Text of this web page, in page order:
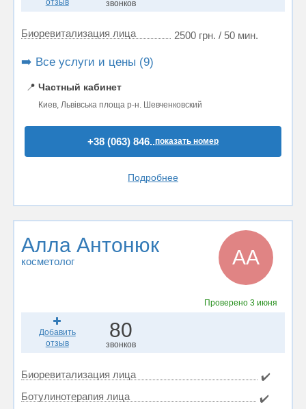
отзыв звонков
Биоревитализация лица 2500 грн. / 50 мин.
➡️ Все услуги и цены (9)
📍 Частный кабинет
Киев, Львівська площа р-н. Шевченковский
+38 (063) 846..показать номер
Подробнее
Алла Антонюк
косметолог АА
Проверено3 июня
Добавить
отзыв
80
звонков
Биоревитализация лица
✔️
Ботулинотерапия лица
✔️